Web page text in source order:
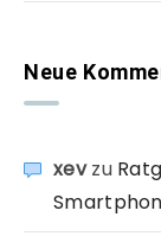
Neue
xevzu